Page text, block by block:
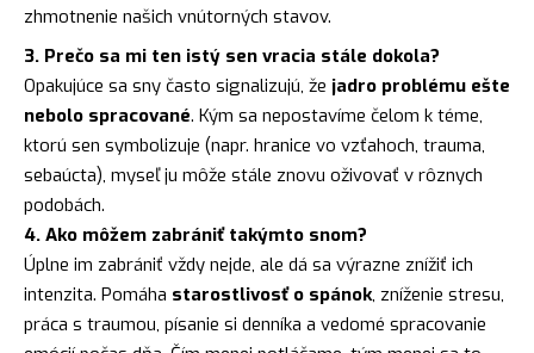
zhmotnenie našich vnútorných stavov.
3. Prečo sa mi ten istý sen vracia stále dokola?
Opakujúce sa sny často signalizujú, že jadro problému ešte
nebolo spracované. Kým sa nepostavíme čelom k téme,
ktorú sen symbolizuje (napr. hranice vo vzťahoch, trauma,
sebaúcta), myseľ ju môže stále znovu oživovať v rôznych
podobách.
4. Ako môžem zabrániť takýmto snom?
Úplne im zabrániť vždy nejde, ale dá sa výrazne znížiť ich
intenzita. Pomáha starostlivosť o spánok, zníženie stresu,
práca s traumou, písanie si denníka a vedomé spracovanie